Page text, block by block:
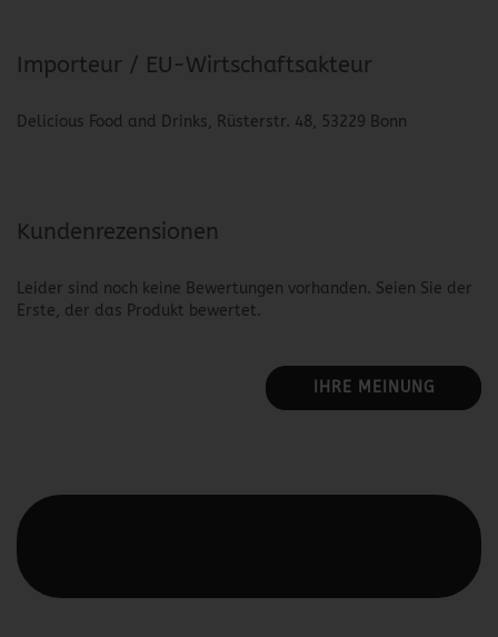
Importeur / EU-Wirtschaftsakteur
Delicious Food and Drinks, Rüsterstr. 48, 53229 Bonn
Kundenrezensionen
Leider sind noch keine Bewertungen vorhanden. Seien Sie der
Erste, der das Produkt bewertet.
IHRE MEINUNG